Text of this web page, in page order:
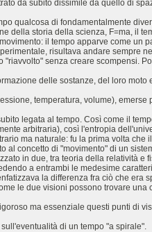
da subito dissimile da quello di
qualcosa di fondamentalmente
della storia della scienza, F=ma, il
il tempo apparve come un
risultava andare sempre
senza creare scompensi.
delle sostanze, del loro moto
temperatura, volume), emerse
legata al tempo. Così come il
arbitraria), così l'entropia
ma naturale: fu la prima volta che
al concetto di "movimento" di un
in due, tra teoria della relatività e
a entrambi le medesime
la differenza fra ciò che era
le due visioni possono trovare una
ma essenziale questi punti di
di un tempo "a spirale".